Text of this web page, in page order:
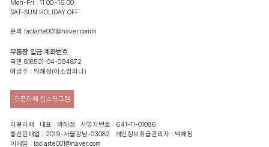
Mon-Fri : 11:00~16:00
SAT-SUN.HOLIDAY OFF
문의 laclarte001@naver.comm
무통장 입금 계좌번호
국민 818501-04-094872
예금주 : 박혜정(아소컴퍼니)
라끌라떼 인스타그램
라끌라떼 대표 : 박혜정 사업자번호 : 641-11-01086
통신판매업 : 2019-서울강남-03082 개인정보취급관리자 : 박혜정
이메일 : laclarte001@naver.com